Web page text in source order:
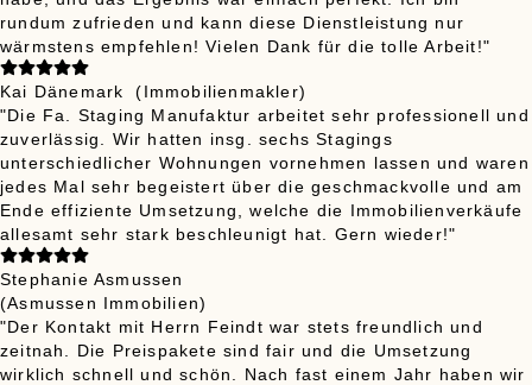
rundum zufrieden und kann diese Dienstleistung nur
wärmstens empfehlen! Vielen Dank für die tolle Arbeit!"
Kai Dänemark
(Immobilienmakler)
"Die Fa. Staging Manufaktur arbeitet sehr professionell und
zuverlässig. Wir hatten insg. sechs Stagings
unterschiedlicher Wohnungen vornehmen lassen und waren
jedes Mal sehr begeistert über die geschmackvolle und am
Ende effiziente Umsetzung, welche die Immobilienverkäufe
allesamt sehr stark beschleunigt hat. Gern wieder!"
Stephanie Asmussen
(Asmussen Immobilien)
"Der Kontakt mit Herrn Feindt war stets freundlich und
zeitnah. Die Preispakete sind fair und die Umsetzung
wirklich schnell und schön. Nach fast einem Jahr haben wir